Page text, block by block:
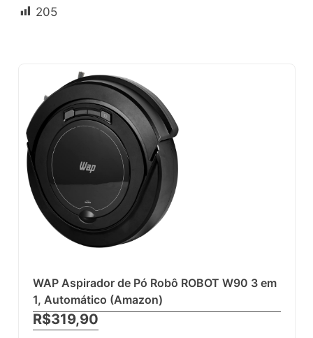
205
WAP Aspirador de Pó Robô ROBOT W90 3 em
1, Automático (Amazon)
R$319,90